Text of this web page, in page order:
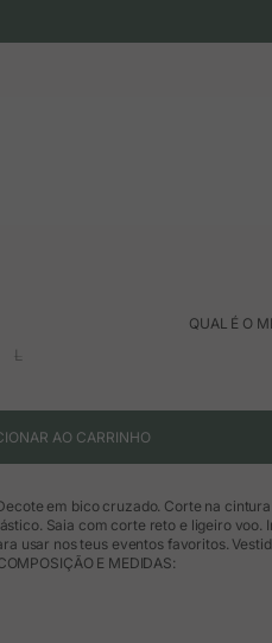
QUAL É O
L
AO CARRINHO
em bico cruzado. Corte na
Saia com corte reto e ligeiro voo.
usar nos teus eventos favoritos.
E MEDIDAS: